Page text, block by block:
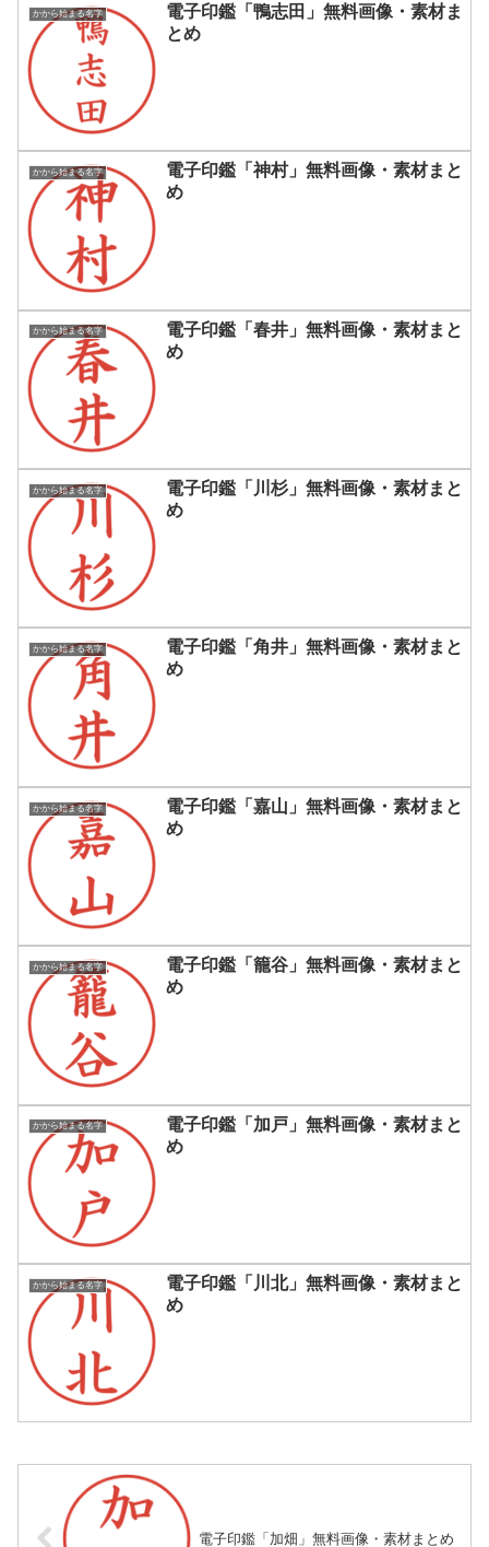
かから始まる名字
電子印鑑「鴨志田」無料画像・素材ま
とめ
かから始まる名字
電子印鑑「神村」無料画像・素材まと
め
かから始まる名字
電子印鑑「春井」無料画像・素材まと
め
かから始まる名字
電子印鑑「川杉」無料画像・素材まと
め
かから始まる名字
電子印鑑「角井」無料画像・素材まと
め
かから始まる名字
電子印鑑「嘉山」無料画像・素材まと
め
かから始まる名字
電子印鑑「籠谷」無料画像・素材まと
め
かから始まる名字
電子印鑑「加戸」無料画像・素材まと
め
かから始まる名字
電子印鑑「川北」無料画像・素材まと
め
電子印鑑「加畑」無料画像・素材まとめ